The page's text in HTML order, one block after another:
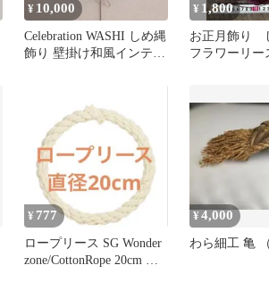
¥ 10,000
Celebration WASHI しめ縄
飾り 壁掛け和風インテリ
¥ 1,800
お正月飾り
フラワーリー
¥ 777
ロープリース SG Wonder
zone/CottonRope 20cm 〆
¥4,000
わら細工 亀